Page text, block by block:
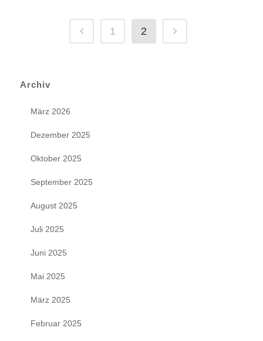
1 2
Archiv
März 2026
Dezember 2025
Oktober 2025
September 2025
August 2025
Juli 2025
Juni 2025
Mai 2025
März 2025
Februar 2025